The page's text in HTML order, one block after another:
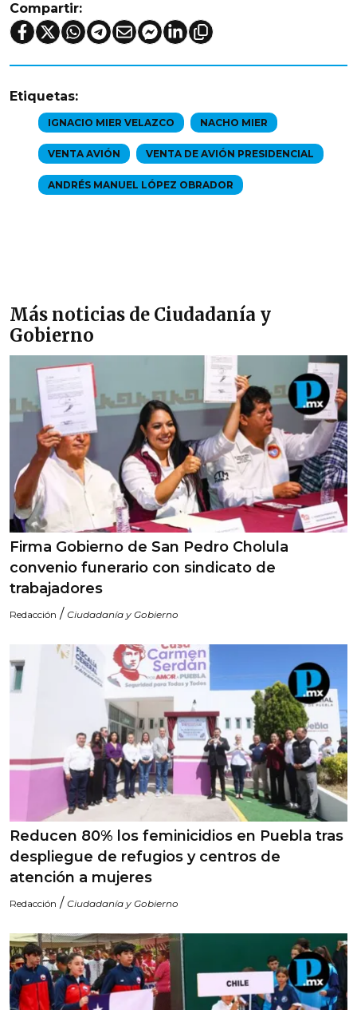
Compartir:
Etiquetas:
IGNACIO MIER VELAZCO NACHO MIER
VENTA AVIÓN VENTA DE AVIÓN PRESIDENCIAL
ANDRÉS MANUEL LÓPEZ OBRADOR
Más noticias de Ciudadanía y
Gobierno
Firma Gobierno de San Pedro Cholula
convenio funerario con sindicato de
trabajadores
Redacción / Ciudadanía y Gobierno
Reducen 80% los feminicidios en Puebla tras
despliegue de refugios y centros de
atención a mujeres
Redacción / Ciudadanía y Gobierno